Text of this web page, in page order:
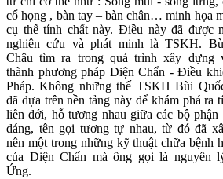
cổ họng , bàn tay – bàn chân… minh họa
cụ thể tính chất này. Điều này đã được
nghiên cứu và phát minh là TSKH.
Châu tìm ra trong quá trình xây dựng
thành phương pháp Diện Chẩn - Điều
Pháp. Không những thế TSKH Bùi
đã dựa trên nền tảng này để khám phá ra
liên đới, hỗ tương nhau giữa các bộ phận
dáng, tên gọi tương tự nhau, từ đó đã
nên một trong những kỹ thuật chữa bệnh
của Diện Chẩn mà ông gọi là nguyên
Ứng.